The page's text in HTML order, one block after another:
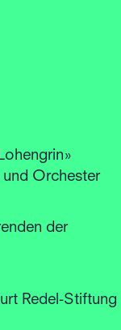
Orchester
der
Redel-Stiftung